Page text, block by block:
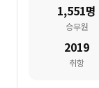
1,551명
승무원
2019
취항